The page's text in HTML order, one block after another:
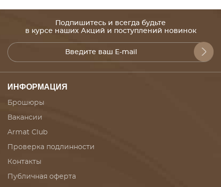
Подпишитесь и всегда будьте
в курсе наших Акций и поступлений новинок
ИНФОРМАЦИЯ
Брошюры
Вакансии
Armat Club
Проверка подлинности
Контакты
Публичная оферта